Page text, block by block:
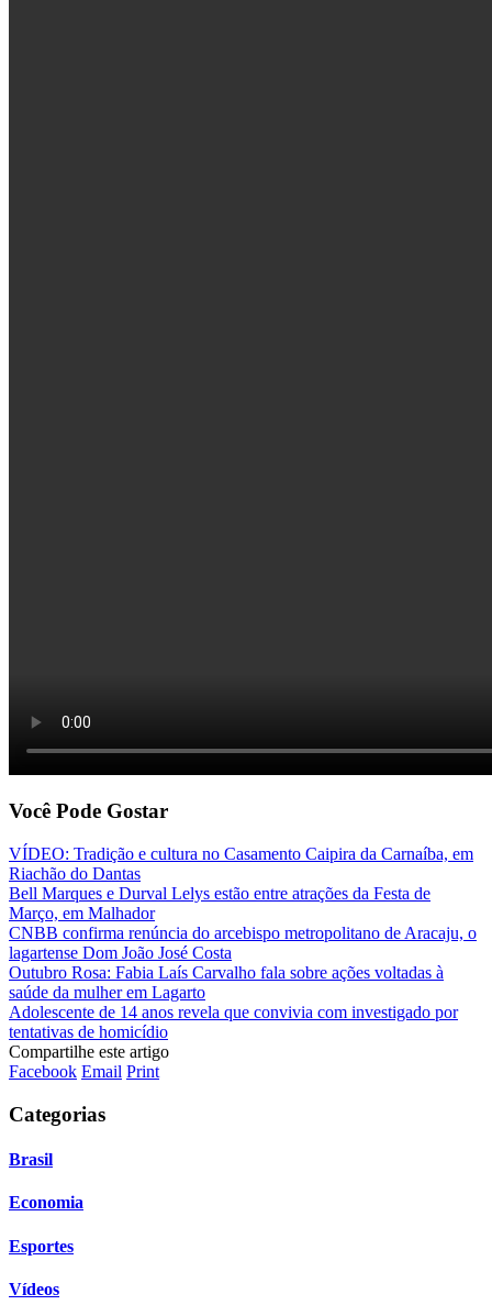
Você Pode Gostar
VÍDEO: Tradição e cultura no Casamento Caipira da Carnaíba, em
Riachão do Dantas
Bell Marques e Durval Lelys estão entre atrações da Festa de
Março, em Malhador
CNBB confirma renúncia do arcebispo metropolitano de Aracaju, o
lagartense Dom João José Costa
Outubro Rosa: Fabia Laís Carvalho fala sobre ações voltadas à
saúde da mulher em Lagarto
Adolescente de 14 anos revela que convivia com investigado por
tentativas de homicídio
Compartilhe este artigo
Facebook Email Print
Categorias
Brasil
Economia
Esportes
Vídeos